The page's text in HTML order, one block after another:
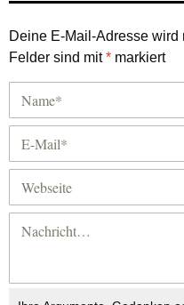
Deine E-Mail-Adresse wird
Felder sind mit* markiert